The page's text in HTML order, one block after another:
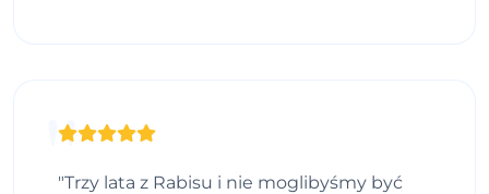
"Trzy lata z Rabisu i nie moglibyśmy być